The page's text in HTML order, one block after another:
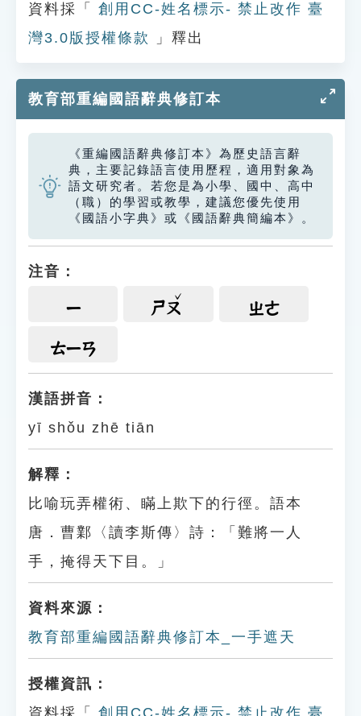
資料採「
創用CC-姓名標示- 禁止改作 臺
灣3.0版授權條款
」釋出
教育部重編國語辭典修訂本
《重編國語辭典修訂本》為歷史語言辭
典，主要記錄語言使用歷程，適用對象為
語文研究者。若您是為小學、國中、高中
（職）的學習或教學，建議您優先使用
《國語小字典》或《國語辭典簡編本》。
注音：
ㄧ ㄕㄡ ㄓㄜ
ㄊㄧㄢ
漢語拼音：
yī shǒu zhē tiān
解釋：
比喻玩弄權術、瞞上欺下的行徑。語本
唐．曹鄴〈讀李斯傳〉詩：「難將一人
手，掩得天下目。」
資料來源：
教育部重編國語辭典修訂本_一手遮天
授權資訊：
資料採「
創用CC-姓名標示- 禁止改作 臺